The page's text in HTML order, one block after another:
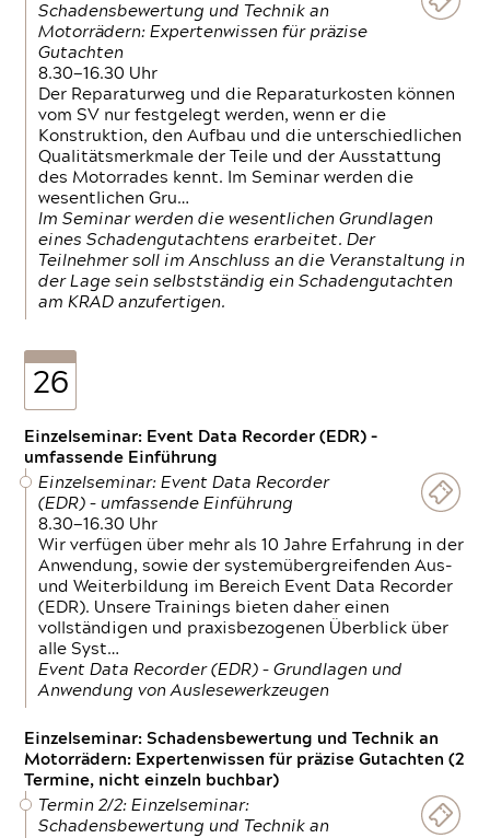
Schadensbewertung und Technik an
Motorrädern: Expertenwissen für präzise
Gutachten
8.30—16.30 Uhr
Der Reparaturweg und die Reparaturkosten können
vom SV nur festgelegt werden, wenn er die
Konstruktion, den Aufbau und die unterschiedlichen
Qualitätsmerkmale der Teile und der Ausstattung
des Motorrades kennt. Im Seminar werden die
wesentlichen Gru…
Im Seminar werden die wesentlichen Grundlagen
eines Schadengutachtens erarbeitet. Der
Teilnehmer soll im Anschluss an die Veranstaltung in
der Lage sein selbstständig ein Schadengutachten
am KRAD anzufertigen.
26
Einzelseminar: Event Data Recorder (EDR) –
umfassende Einführung
Einzelseminar: Event Data Recorder
(EDR) – umfassende Einführung
8.30—16.30 Uhr
Wir verfügen über mehr als 10 Jahre Erfahrung in der
Anwendung, sowie der systemübergreifenden Aus-
und Weiterbildung im Bereich Event Data Recorder
(EDR). Unsere Trainings bieten daher einen
vollständigen und praxisbezogenen Überblick über
alle Syst…
Event Data Recorder (EDR) – Grundlagen und
Anwendung von Auslesewerkzeugen
Einzelseminar: Schadensbewertung und Technik an
Motorrädern: Expertenwissen für präzise Gutachten (2
Termine, nicht einzeln buchbar)
Termin 2/2: Einzelseminar:
Schadensbewertung und Technik an